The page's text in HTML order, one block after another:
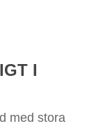
I
med stora